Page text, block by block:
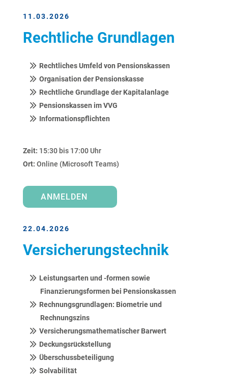
11.03.2026
Rechtliche Grundlagen
Rechtliches Umfeld von Pensionskassen
Organisation der Pensionskasse
Rechtliche Grundlage der Kapitalanlage
Pensionskassen im VVG
Informationspflichten
Zeit: 15:30 bis 17:00 Uhr
Ort: Online (Microsoft Teams)
ANMELDEN
22.04.2026
Versicherungstechnik
Leistungsarten und -formen sowie
Finanzierungsformen bei Pensionskassen
Rechnungsgrundlagen: Biometrie und
Rechnungszins
Versicherungsmathematischer Barwert
Deckungsrückstellung
Überschussbeteiligung
Solvabilität